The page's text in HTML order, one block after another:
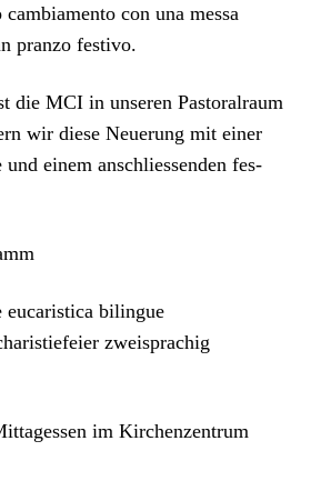
con una mes­sa
pran­zo fes­ti­vo.
die MCI in unseren Pas­toral­raum
wir diese Neuerung mit ein­er
und einem anschliessenden fes­
eucaris­ti­ca bilingue
zweis­prachig
im Kirchen­zen­trum